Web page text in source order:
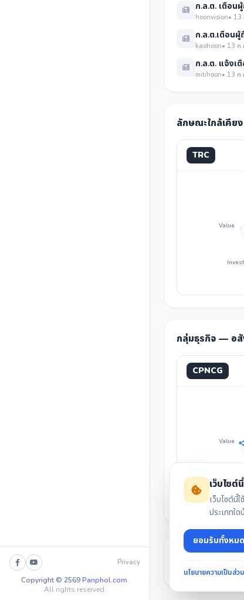
Privacy
Copyright © 2569Panphol.com.
All rights reserved.
ก.ล.ต. เตือน
hoonvision• 13
ก.ล.ต.เตือนผู้
kaohoon• 13 ก
ก.ล.ต. แจ้งเ
mitihoon• 13 ก
ลักษณะใกล้เคียง
TRC
Invest
Value
กลุ่มธุรกิจ — อสั
CPNCG
Invest
Value
สรุปงบล่าสุด
เว็บไซต์
เว็บไซต์นี้
ประเภทใ
ยอมรับทั้งหมด
นโยบายความเป็นส่ว